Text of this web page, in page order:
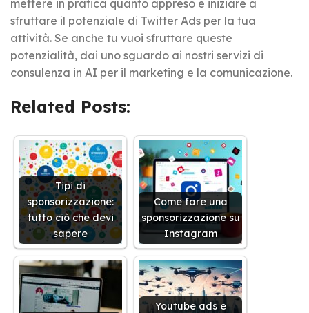
mettere in pratica quanto appreso e iniziare a
sfruttare il potenziale di Twitter Ads per la tua
attività. Se anche tu vuoi sfruttare queste
potenzialità, dai uno sguardo ai nostri servizi di
consulenza in AI per il marketing e la comunicazione.
Related Posts:
Tipi di
sponsorizzazione:
tutto ciò che devi
sapere
Come fare una
sponsorizzazione su
Instagram
Youtube ads e